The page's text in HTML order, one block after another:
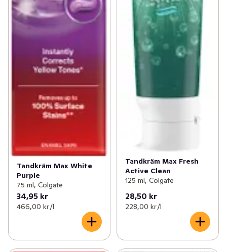
Tandkräm Max White
Purple
75 ml, Colgate
34,95 kr
466,00 kr /l
Tandkräm Max Fresh
Active Clean
125 ml, Colgate
28,50 kr
228,00 kr /l